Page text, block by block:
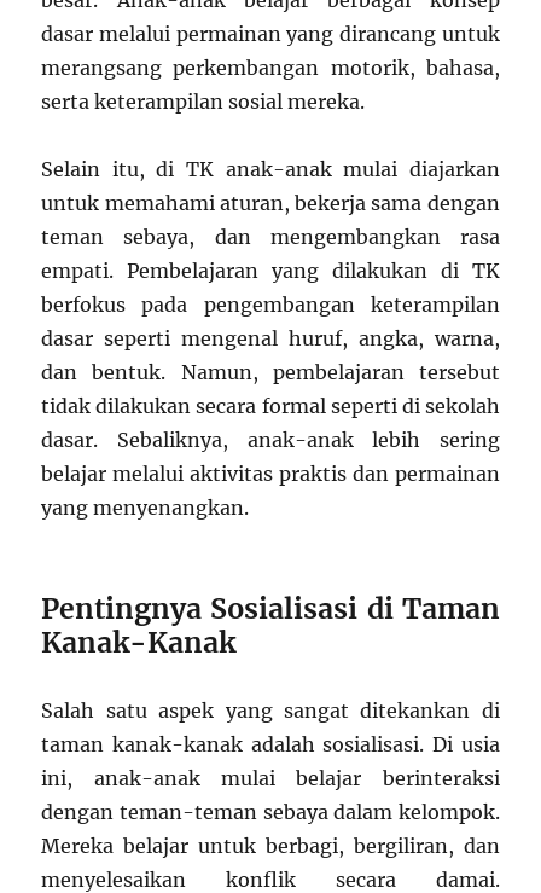
dasar melalui permainan yang dirancang untuk
merangsang perkembangan motorik, bahasa,
serta keterampilan sosial mereka.
Selain itu, di TK anak-anak mulai diajarkan
untuk memahami aturan, bekerja sama dengan
teman sebaya, dan mengembangkan rasa
empati. Pembelajaran yang dilakukan di TK
berfokus pada pengembangan keterampilan
dasar seperti mengenal huruf, angka, warna,
dan bentuk. Namun, pembelajaran tersebut
tidak dilakukan secara formal seperti di sekolah
dasar. Sebaliknya, anak-anak lebih sering
belajar melalui aktivitas praktis dan permainan
yang menyenangkan.
Pentingnya Sosialisasi di Taman
Kanak-Kanak
Salah satu aspek yang sangat ditekankan di
taman kanak-kanak adalah sosialisasi. Di usia
ini, anak-anak mulai belajar berinteraksi
dengan teman-teman sebaya dalam kelompok.
Mereka belajar untuk berbagi, bergiliran, dan
menyelesaikan konflik secara damai.